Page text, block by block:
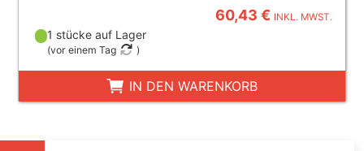
60,43 € INKL. MWST.
1 stücke auf Lager
(vor einem Tag )
IN DEN WARENKORB